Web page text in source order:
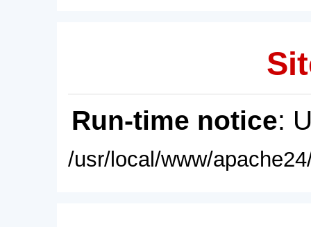
Run-time notice:
/usr/local/www/